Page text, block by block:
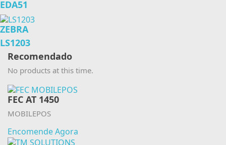
EDA51
ZEBRA
LS1203
Recomendado
No products at this time.
FEC AT 1450
MOBILEPOS
Encomende Agora